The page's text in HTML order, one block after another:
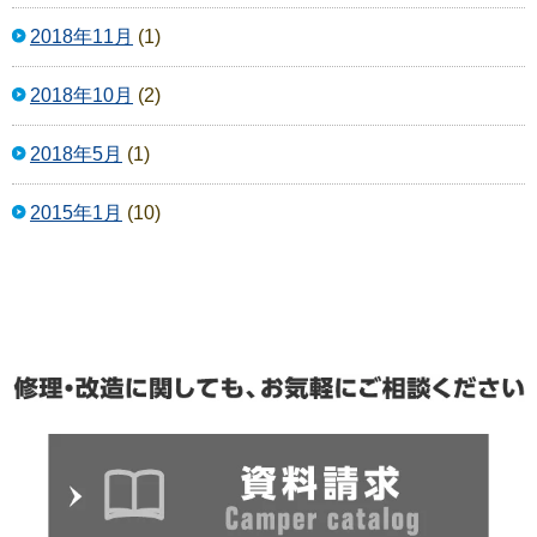
2018年11月 (1)
2018年10月 (2)
2018年5月 (1)
2015年1月 (10)